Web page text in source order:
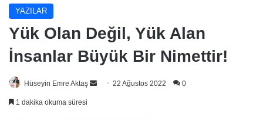
YAZILAR
Yük Olan Değil, Yük Alan
İnsanlar Büyük Bir Nimettir!
Hüseyin Emre Aktaş
Bir
22 Ağustos 2022 0
1 dakika okuma süresi